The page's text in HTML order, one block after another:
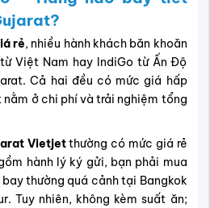
rẻ, nhiều hành khách băn khoăn
Việt Nam hay IndiGo từ Ấn Độ
Cả hai đều có mức giá hấp
nằm ở chi phí và trải nghiệm tổng
Vietjetthường có mức giá rẻ
hành lý ký gửi, bạn phải mua
thường quá cảnh tại Bangkok
Tuy nhiên, không kèm suất ăn;